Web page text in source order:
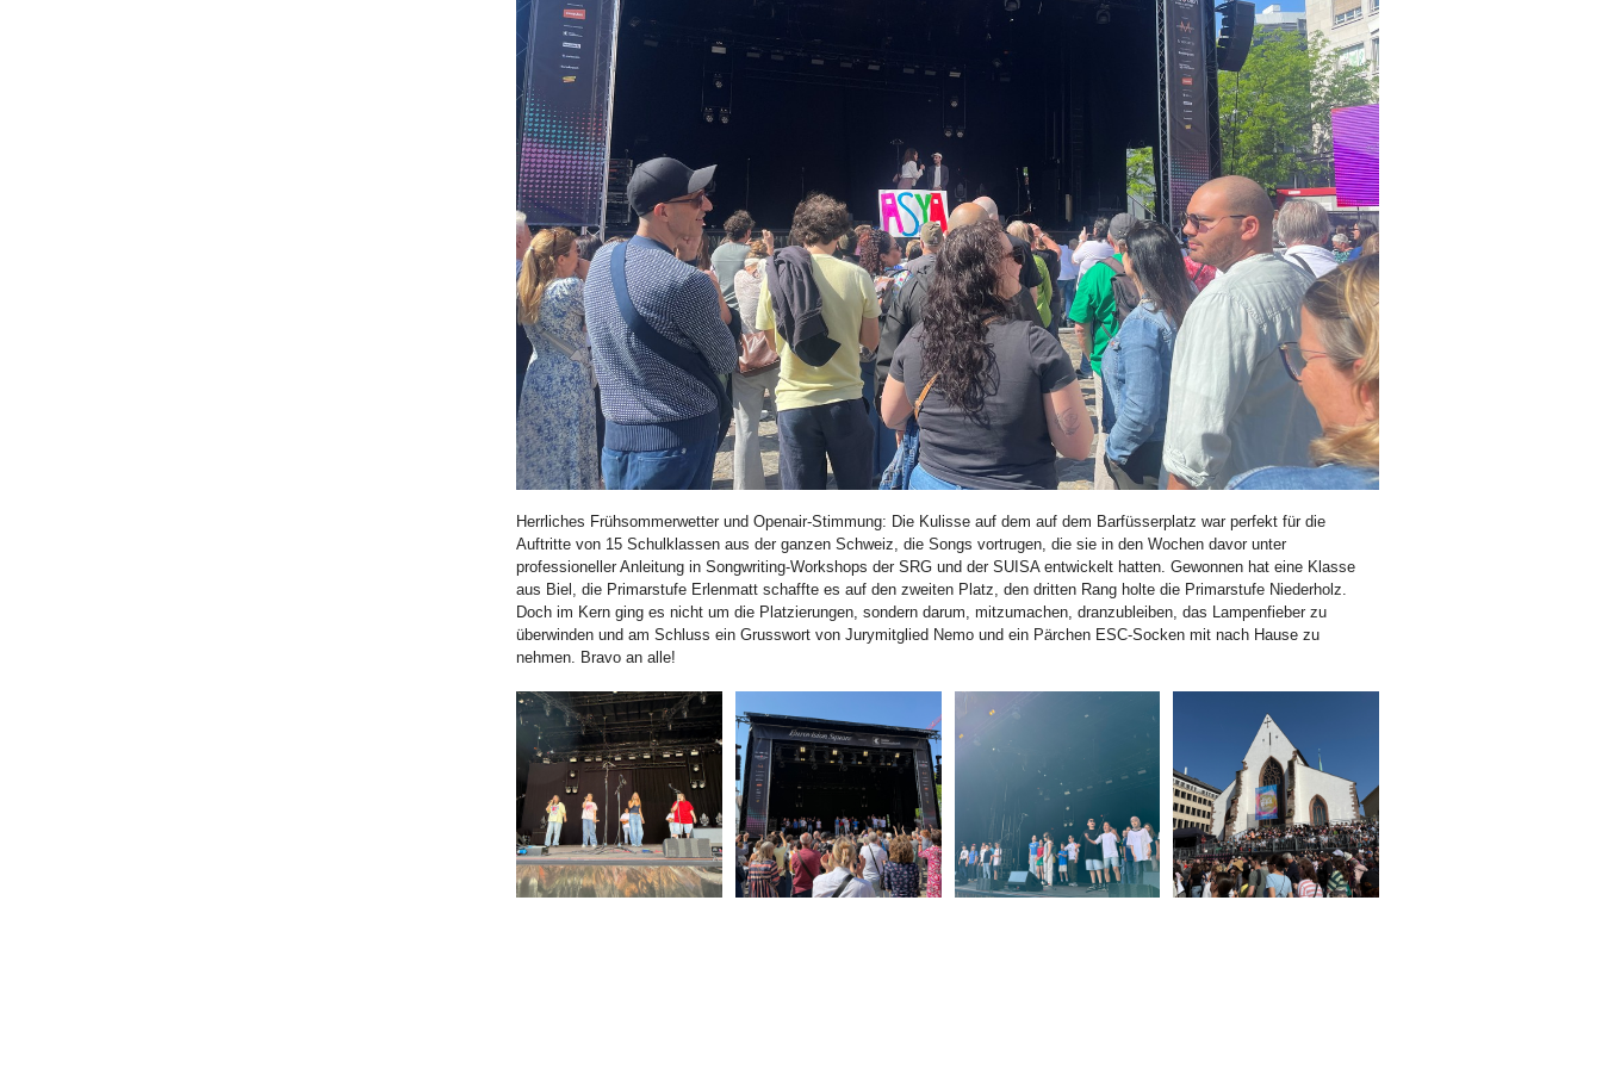
Herrliches Frühsommerwetter und Openair-Stimmung: Die Kulisse auf dem auf dem Barfüsserplatz war perfekt für die
Auftritte von 15 Schulklassen aus der ganzen Schweiz, die Songs vortrugen, die sie in den Wochen davor unter
professioneller Anleitung in Songwriting-Workshops der SRG und der SUISA entwickelt hatten. Gewonnen hat eine Klasse
aus Biel, die Primarstufe Erlenmatt schaffte es auf den zweiten Platz, den dritten Rang holte die Primarstufe Niederholz.
Doch im Kern ging es nicht um die Platzierungen, sondern darum, mitzumachen, dranzubleiben, das Lampenfieber zu
überwinden und am Schluss ein Grusswort von Jurymitglied Nemo und ein Pärchen ESC-Socken mit nach Hause zu
nehmen. Bravo an alle!